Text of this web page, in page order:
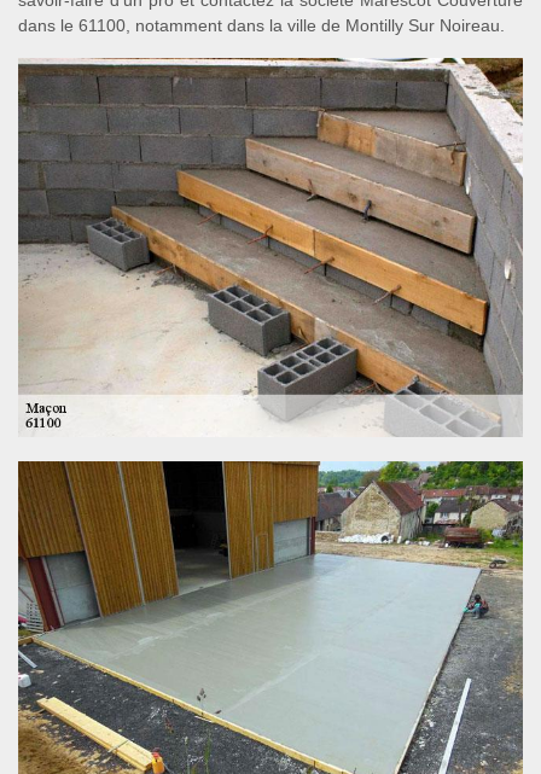
dans le 61100, notamment dans la ville de Montilly Sur Noireau.